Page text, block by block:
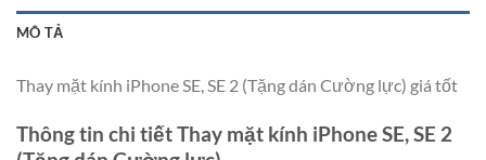
MÔ TẢ
Thay mặt kính iPhone SE, SE 2 (Tặng dán Cường lực) giá tốt
Thông tin chi tiết Thay mặt kính iPhone SE, SE 2